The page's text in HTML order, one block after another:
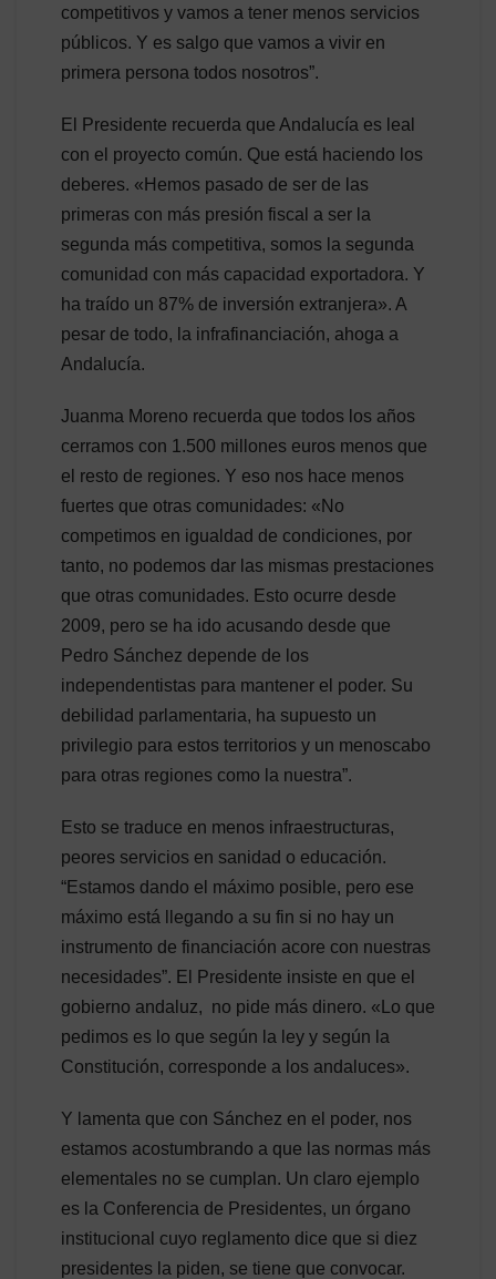
competitivos y vamos a tener menos servicios
públicos. Y es salgo que vamos a vivir en
primera persona todos nosotros”.
El Presidente recuerda que Andalucía es leal
con el proyecto común. Que está haciendo los
deberes. «Hemos pasado de ser de las
primeras con más presión fiscal a ser la
segunda más competitiva, somos la segunda
comunidad con más capacidad exportadora. Y
ha traído un 87% de inversión extranjera». A
pesar de todo, la infrafinanciación, ahoga a
Andalucía.
Juanma Moreno recuerda que todos los años
cerramos con 1.500 millones euros menos que
el resto de regiones. Y eso nos hace menos
fuertes que otras comunidades: «No
competimos en igualdad de condiciones, por
tanto, no podemos dar las mismas prestaciones
que otras comunidades. Esto ocurre desde
2009, pero se ha ido acusando desde que
Pedro Sánchez depende de los
independentistas para mantener el poder. Su
debilidad parlamentaria, ha supuesto un
privilegio para estos territorios y un menoscabo
para otras regiones como la nuestra”.
Esto se traduce en menos infraestructuras,
peores servicios en sanidad o educación.
“Estamos dando el máximo posible, pero ese
máximo está llegando a su fin si no hay un
instrumento de financiación acore con nuestras
necesidades”. El Presidente insiste en que el
gobierno andaluz, no pide más dinero. «Lo que
pedimos es lo que según la ley y según la
Constitución, corresponde a los andaluces».
Y lamenta que con Sánchez en el poder, nos
estamos acostumbrando a que las normas más
elementales no se cumplan. Un claro ejemplo
es la Conferencia de Presidentes, un órgano
institucional cuyo reglamento dice que si diez
presidentes la piden, se tiene que convocar.